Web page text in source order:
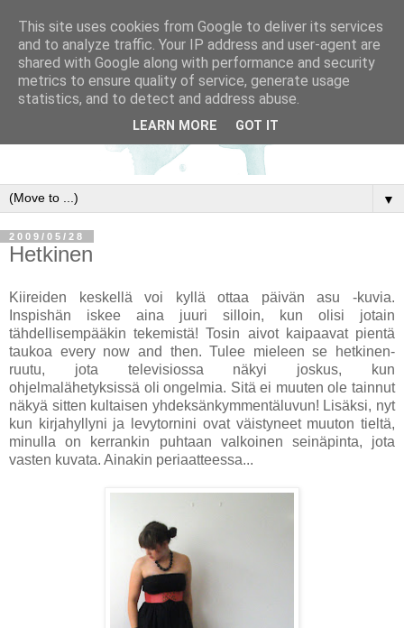
▼
2009/05/28
Hetkinen
Kiireiden keskellä voi kyllä ottaa päivän asu -kuvia.
Inspishän iskee aina juuri silloin, kun olisi jotain
tähdellisempääkin tekemistä! Tosin aivot kaipaavat pientä
taukoa every now and then. Tulee mieleen se hetkinen-
ruutu, jota televisiossa näkyi joskus, kun
ohjelmalähetyksissä oli ongelmia. Sitä ei muuten ole tainnut
näkyä sitten kultaisen yhdeksänkymmentäluvun! Lisäksi, nyt
kun kirjahyllyni ja levytornini ovat väistyneet muuton tieltä,
minulla on kerrankin puhtaan valkoinen seinäpinta, jota
vasten kuvata. Ainakin periaatteessa...
This site uses cookies from Google to deliver its services
and to analyze traffic. Your IP address and user-agent are
shared with Google along with performance and security
metrics to ensure quality of service, generate usage
statistics, and to detect and address abuse.
LEARN MORE GOT IT